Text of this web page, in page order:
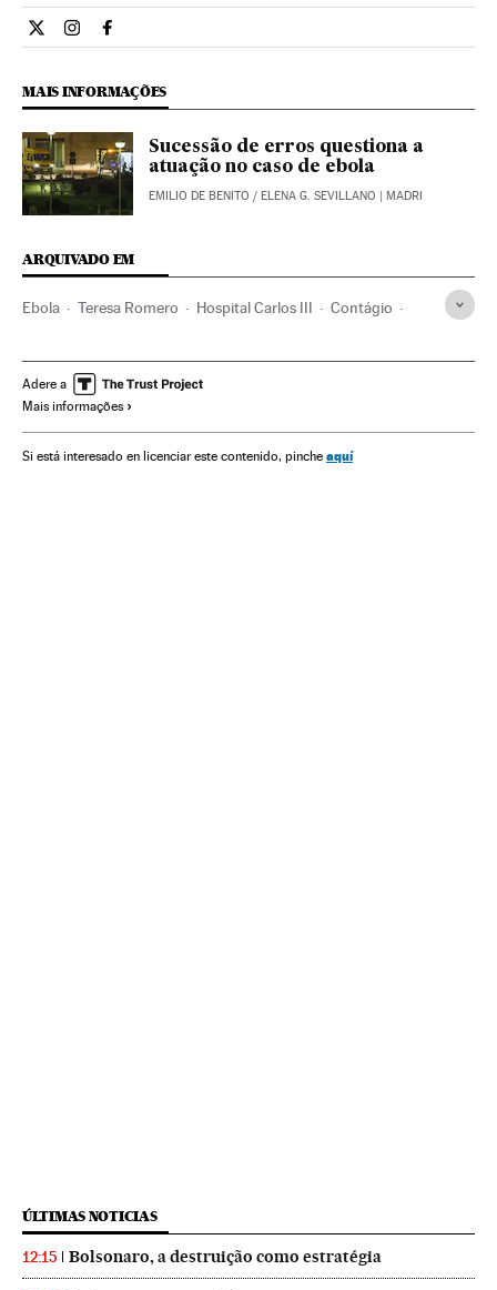
Internacional El País Brasil en Twitter
Internacional El País Brasil en Instagram
Internacional El País Brasil en Facebook
MAIS INFORMAÇÕES
Sucessão de erros questiona a
atuação no caso de ebola
EMILIO DE BENITO / ELENA G. SEVILLANO | MADRI
ARQUIVADO EM
Ebola Teresa Romero Hospital Carlos III Contágio
Pessoal sanitário Espanha
Assistência sanitária
Saúde
Adere a
Mais informações
Si está interesado en licenciar este contenido, pinche aquí
ÚLTIMAS NOTICIAS
12:15 Bolsonaro, a destruição como estratégia